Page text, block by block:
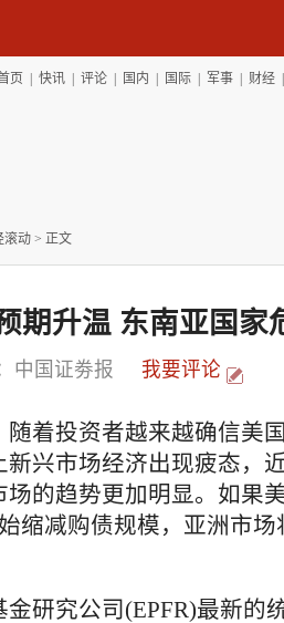
页 快讯| 评论| 国内 国际| 军事| 财经
滚动 > 正文
期升温 东南亚国家
中国证劵报 我要评论
投资者越来越确信美
新兴市场经济出现疲态，
场的趋势更加明显。如果
缩减购债规模，亚洲市
究公司(EPFR)最新的